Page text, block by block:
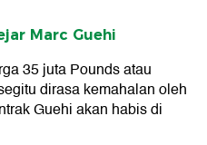
Marc Guehi
35 juta Pounds atau
dirasa kemahalan oleh
Guehi akan habis di